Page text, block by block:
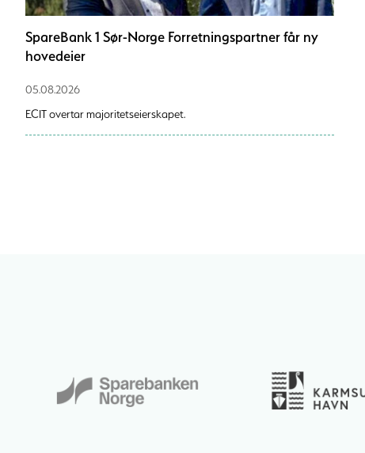
SpareBank 1 Sør-Norge Forretningspartner får ny
hovedeier
05.08.2026
ECIT overtar majoritetseierskapet.